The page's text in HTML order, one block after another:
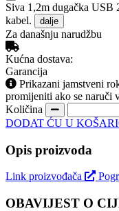
Siva 1,2m dugačka
kabel.
dalje
Za današnju narudžbu
Kućna dostava:
Garancija
Prikazani jamstveni
promijeniti ako se naruči
Količina
DODAT ĆU U
Opis proizvoda
Link proizvođača
OBAVIJEST O